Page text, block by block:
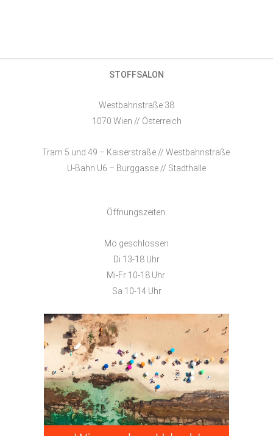
STOFFSALON
Westbahnstraße 38
1070 Wien // Österreich
Tram 5 und 49 – Kaiserstraße // Westbahnstraße
U-Bahn U6 – Burggasse // Stadthalle
Öffnungszeiten:
Mo geschlossen
Di 13-18 Uhr
Mi-Fr 10-18 Uhr
Sa 10-14 Uhr